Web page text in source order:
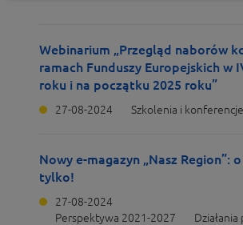
Webinarium „Przegląd naborów
ramach Funduszy Europejskich w
roku i na początku 2025 roku”
27-08-2024 Szkolenia i konferencje
Nowy e-magazyn „Nasz Region”:
tylko!
27-08-2024
Perspektywa 2021-2027